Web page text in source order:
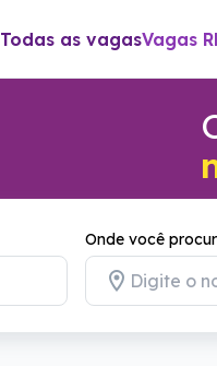
Todas as vagasVagas
Onde você